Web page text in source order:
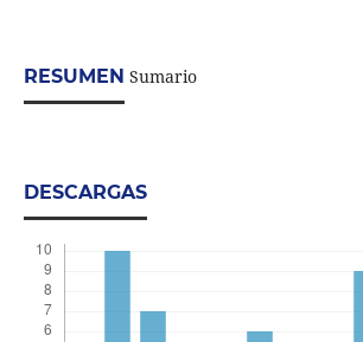
RESUMEN Sumario
DESCARGAS